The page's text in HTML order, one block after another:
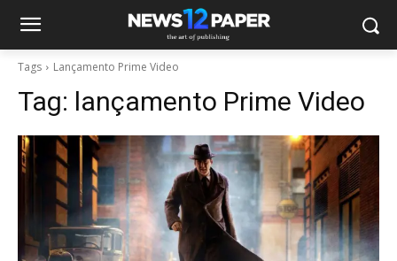
Tags Lançamento Prime Video
Tag: lançamento Prime Video